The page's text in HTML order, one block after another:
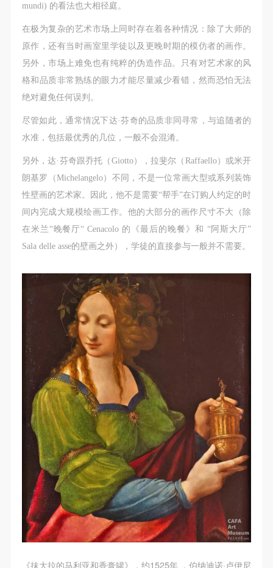
mundi) 的看法也大相径庭。
在极为复杂的艺术市场上同时存在着各种情况：除了大师的
原作，还有当时画室里学徒以及更晚时期的模仿者的画作。
另外，市场上难免也有纯粹的伪造作品。只有对艺术家的风
格和品质非常熟练的眼力才能尽量减少看错，然而恐怕无法
绝对避免任何误判。
尽管如此，通常情况下达·芬奇的品质非同寻常，与追随者的
水准，包括最优秀的几位，一般不会混淆。
另外，达·芬奇跟乔托（Giotto），拉斐尔（Raffaello）或米开
朗基罗（Michelangelo）不同，不是一位常画大型或系列装饰
性壁画的艺术家。因此，他不是需要“帮手”在订购人约定的时
间内完成大规模绘画工作。他的大部分的画作尺寸不大（除
在米兰“晚餐厅“ Cenacolo 的《最后的晚餐》和 “阿斯大厅”
Sala delle asse的壁画之外），学徒的直接参与一般并不需要。
《抹大拉的马利亚和香膏罐》，约1525年 ，伯纳迪诺·卢伊尼